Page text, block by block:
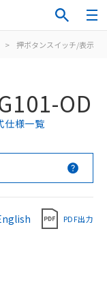
> 押ボタンスイッチ/表示灯
OD
仕様一覧
PDF出力